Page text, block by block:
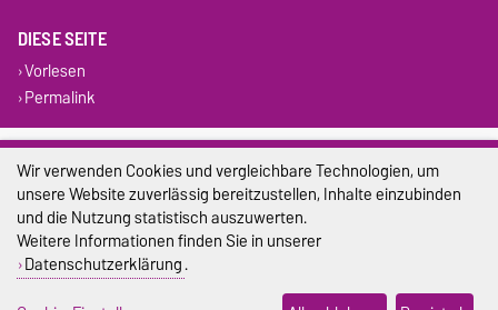
DIESE SEITE
Vorlesen
Permalink
Impressum
Datenschutz
Barrierefreiheit
Cookie-Einstellungen
Wir verwenden Cookies und vergleichbare Technologien, um
unsere Website zuverlässig bereitzustellen, Inhalte einzubinden
und die Nutzung statistisch auszuwerten.
Weitere Informationen finden Sie in unserer
Datenschutzerklärung.